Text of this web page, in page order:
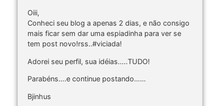
Oiii,
Conheci seu blog a apenas 2 dias, e não consigo
mais ficar sem dar uma espiadinha para ver se
tem post novo!rss..#viciada!
Adorei seu perfil, sua idéias…..TUDO!
Parabéns….e continue postando……
Bjinhus